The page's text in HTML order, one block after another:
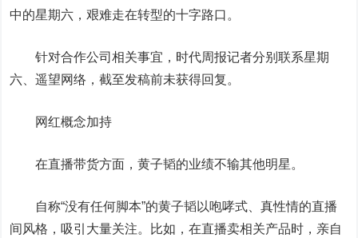
中的星期六，艰难走在转型的十字路口。
针对合作公司相关事宜，时代周报记者分别联系星期
六、遥望网络，截至发稿前未获得回复。
网红概念加持
在直播带货方面，黄子韬的业绩不输其他明星。
自称“没有任何脚本”的黄子韬以咆哮式、真性情的直播
间风格，吸引大量关注。比如，在直播卖相关产品时，亲自